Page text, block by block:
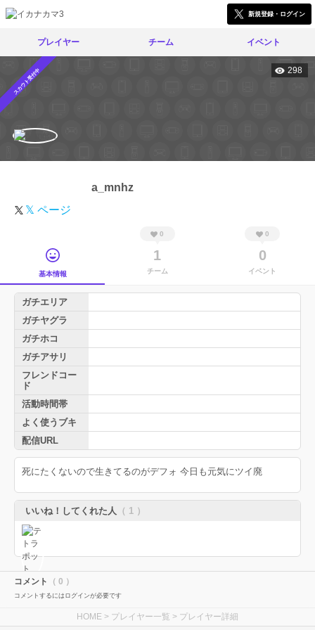
新規登録・ログイン
プレイヤー チーム イベント
スカウト受付中 298
a_mnhz
𝕏 ページ
基本情報
0
1
チーム
0
0
イベント
ガチエリア
ガチヤグラ
ガチホコ
ガチアサリ
フレンドコー
ド
活動時間帯
よく使うブキ
配信URL
死にたくないので生きてるのがデフォ 今日も元気にツイ廃
いいね！してくれた人 （ 1 ）
コメント （ 0 ）
コメントするにはログインが必要です
HOME > プレイヤー一覧 > プレイヤー詳細